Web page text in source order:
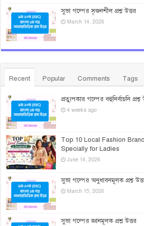
সুভা গল্পের সৃজনশীল প্রশ্ন উত্তর
March 14, 2026
Recent Popular Comments Tags
প্রত্যুপকার গল্পের বহুনির্বাচনি প্রশ্ন
4 weeks ago
Top 10 Local Fashion
Specially for Ladies
June 14, 2026
সুভা গল্পের অনুধাবনমূলক প্রশ্ন
March 15, 2026
সুভা গল্পের জ্ঞানমূলক প্রশ্ন উত্তর